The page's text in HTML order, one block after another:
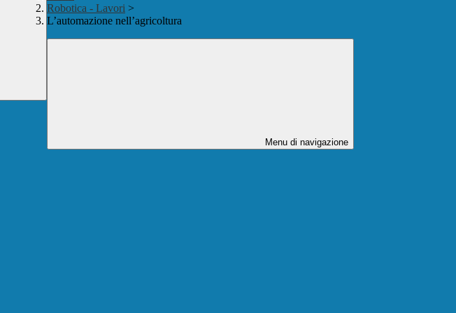
Robotica - Lavori >
L’automazione nell’agricoltura
Menu di navigazione